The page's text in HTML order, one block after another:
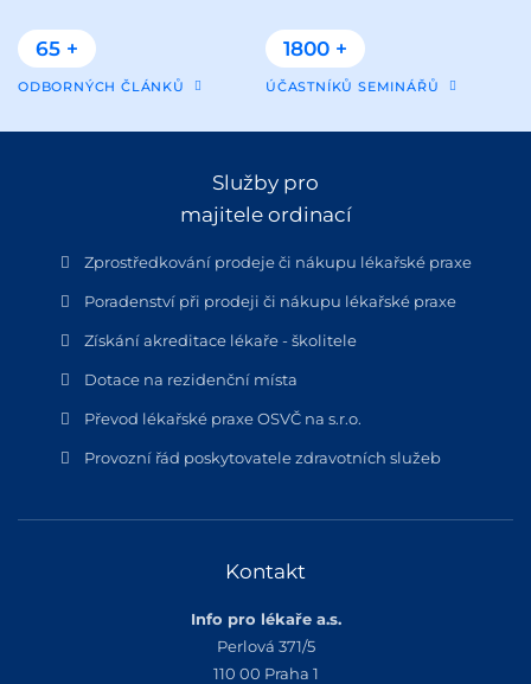
65 +
ODBORNÝCH ČLÁNKŮ
1800 +
ÚČASTNÍKŮ SEMINÁŘŮ
Služby pro
majitele ordinací
Zprostředkování prodeje či nákupu lékařské praxe
Poradenství při prodeji či nákupu lékařské praxe
Získání akreditace lékaře - školitele
Dotace na rezidenční místa
Převod lékařské praxe OSVČ na s.r.o.
Provozní řád poskytovatele zdravotních služeb
Kontakt
Info pro lékaře a.s.
Perlová 371/5
110 00 Praha 1